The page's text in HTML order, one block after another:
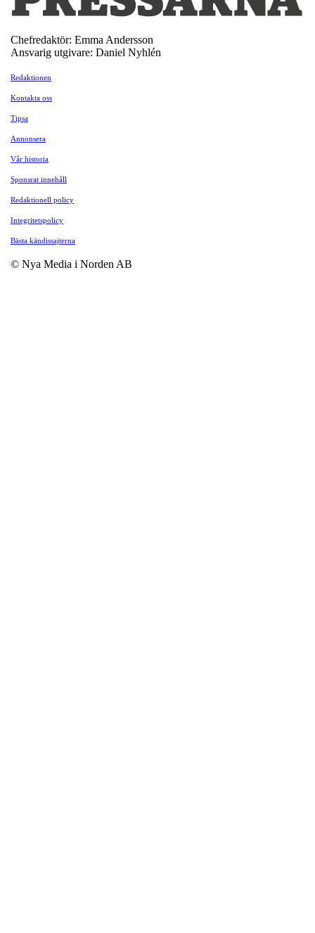
Chefredaktör: Emma Andersson
Ansvarig utgivare: Daniel Nyhlén
Redaktionen
Kontakta oss
Tipsa
Annonsera
Vår historia
Sponsrat innehåll
Redaktionell policy
Integritetspolicy
Bästa kändissajterna
© Nya Media i Norden AB